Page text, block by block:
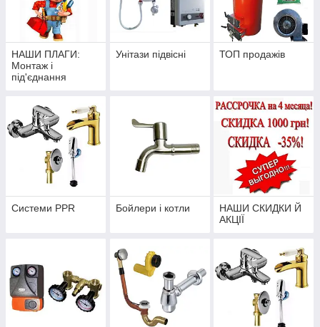
НАШИ ПЛАГИ:
Монтаж і
під'єднання
Унітази підвісні ТОП продажів
Системи PPR Бойлери і котли
НАШИ СКИДКИ Й
АКЦІЇ